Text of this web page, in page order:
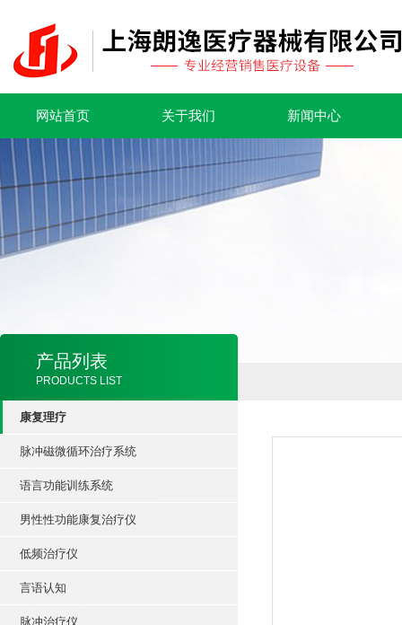
网站首页 关于我们 新闻中心
产品列表
PRODUCTS LIST
康复理疗
脉冲磁微循环治疗系统
语言功能训练系统
男性性功能康复治疗仪
低频治疗仪
言语认知
脉冲治疗仪